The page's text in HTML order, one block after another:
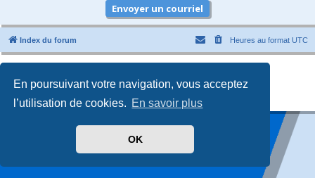
En poursuivant votre navigation, vous acceptez
l’utilisation de cookies. En savoir plus
OK
Index du forum Heures au format UTC
Stylepromaterialpar © Mazeltof 2018
Confidentialité
Conditions